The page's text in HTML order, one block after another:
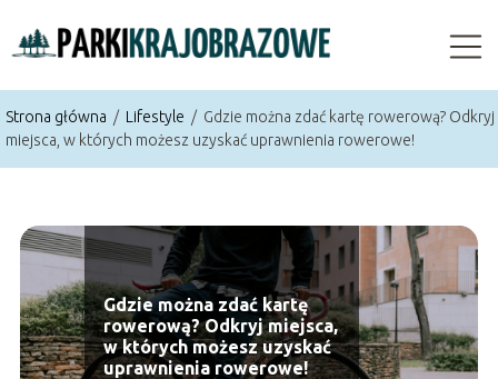
Strona główna / Lifestyle / Gdzie można zdać kartę rowerową? Odkryj
miejsca, w których możesz uzyskać uprawnienia rowerowe!
Gdzie można zdać kartę
rowerową? Odkryj miejsca,
w których możesz uzyskać
uprawnienia rowerowe!